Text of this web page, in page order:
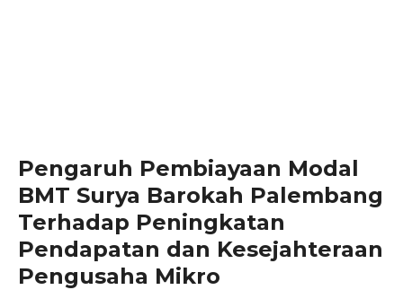
Pengaruh Pembiayaan Modal
BMT Surya Barokah Palembang
Terhadap Peningkatan
Pendapatan dan Kesejahteraan
Pengusaha Mikro